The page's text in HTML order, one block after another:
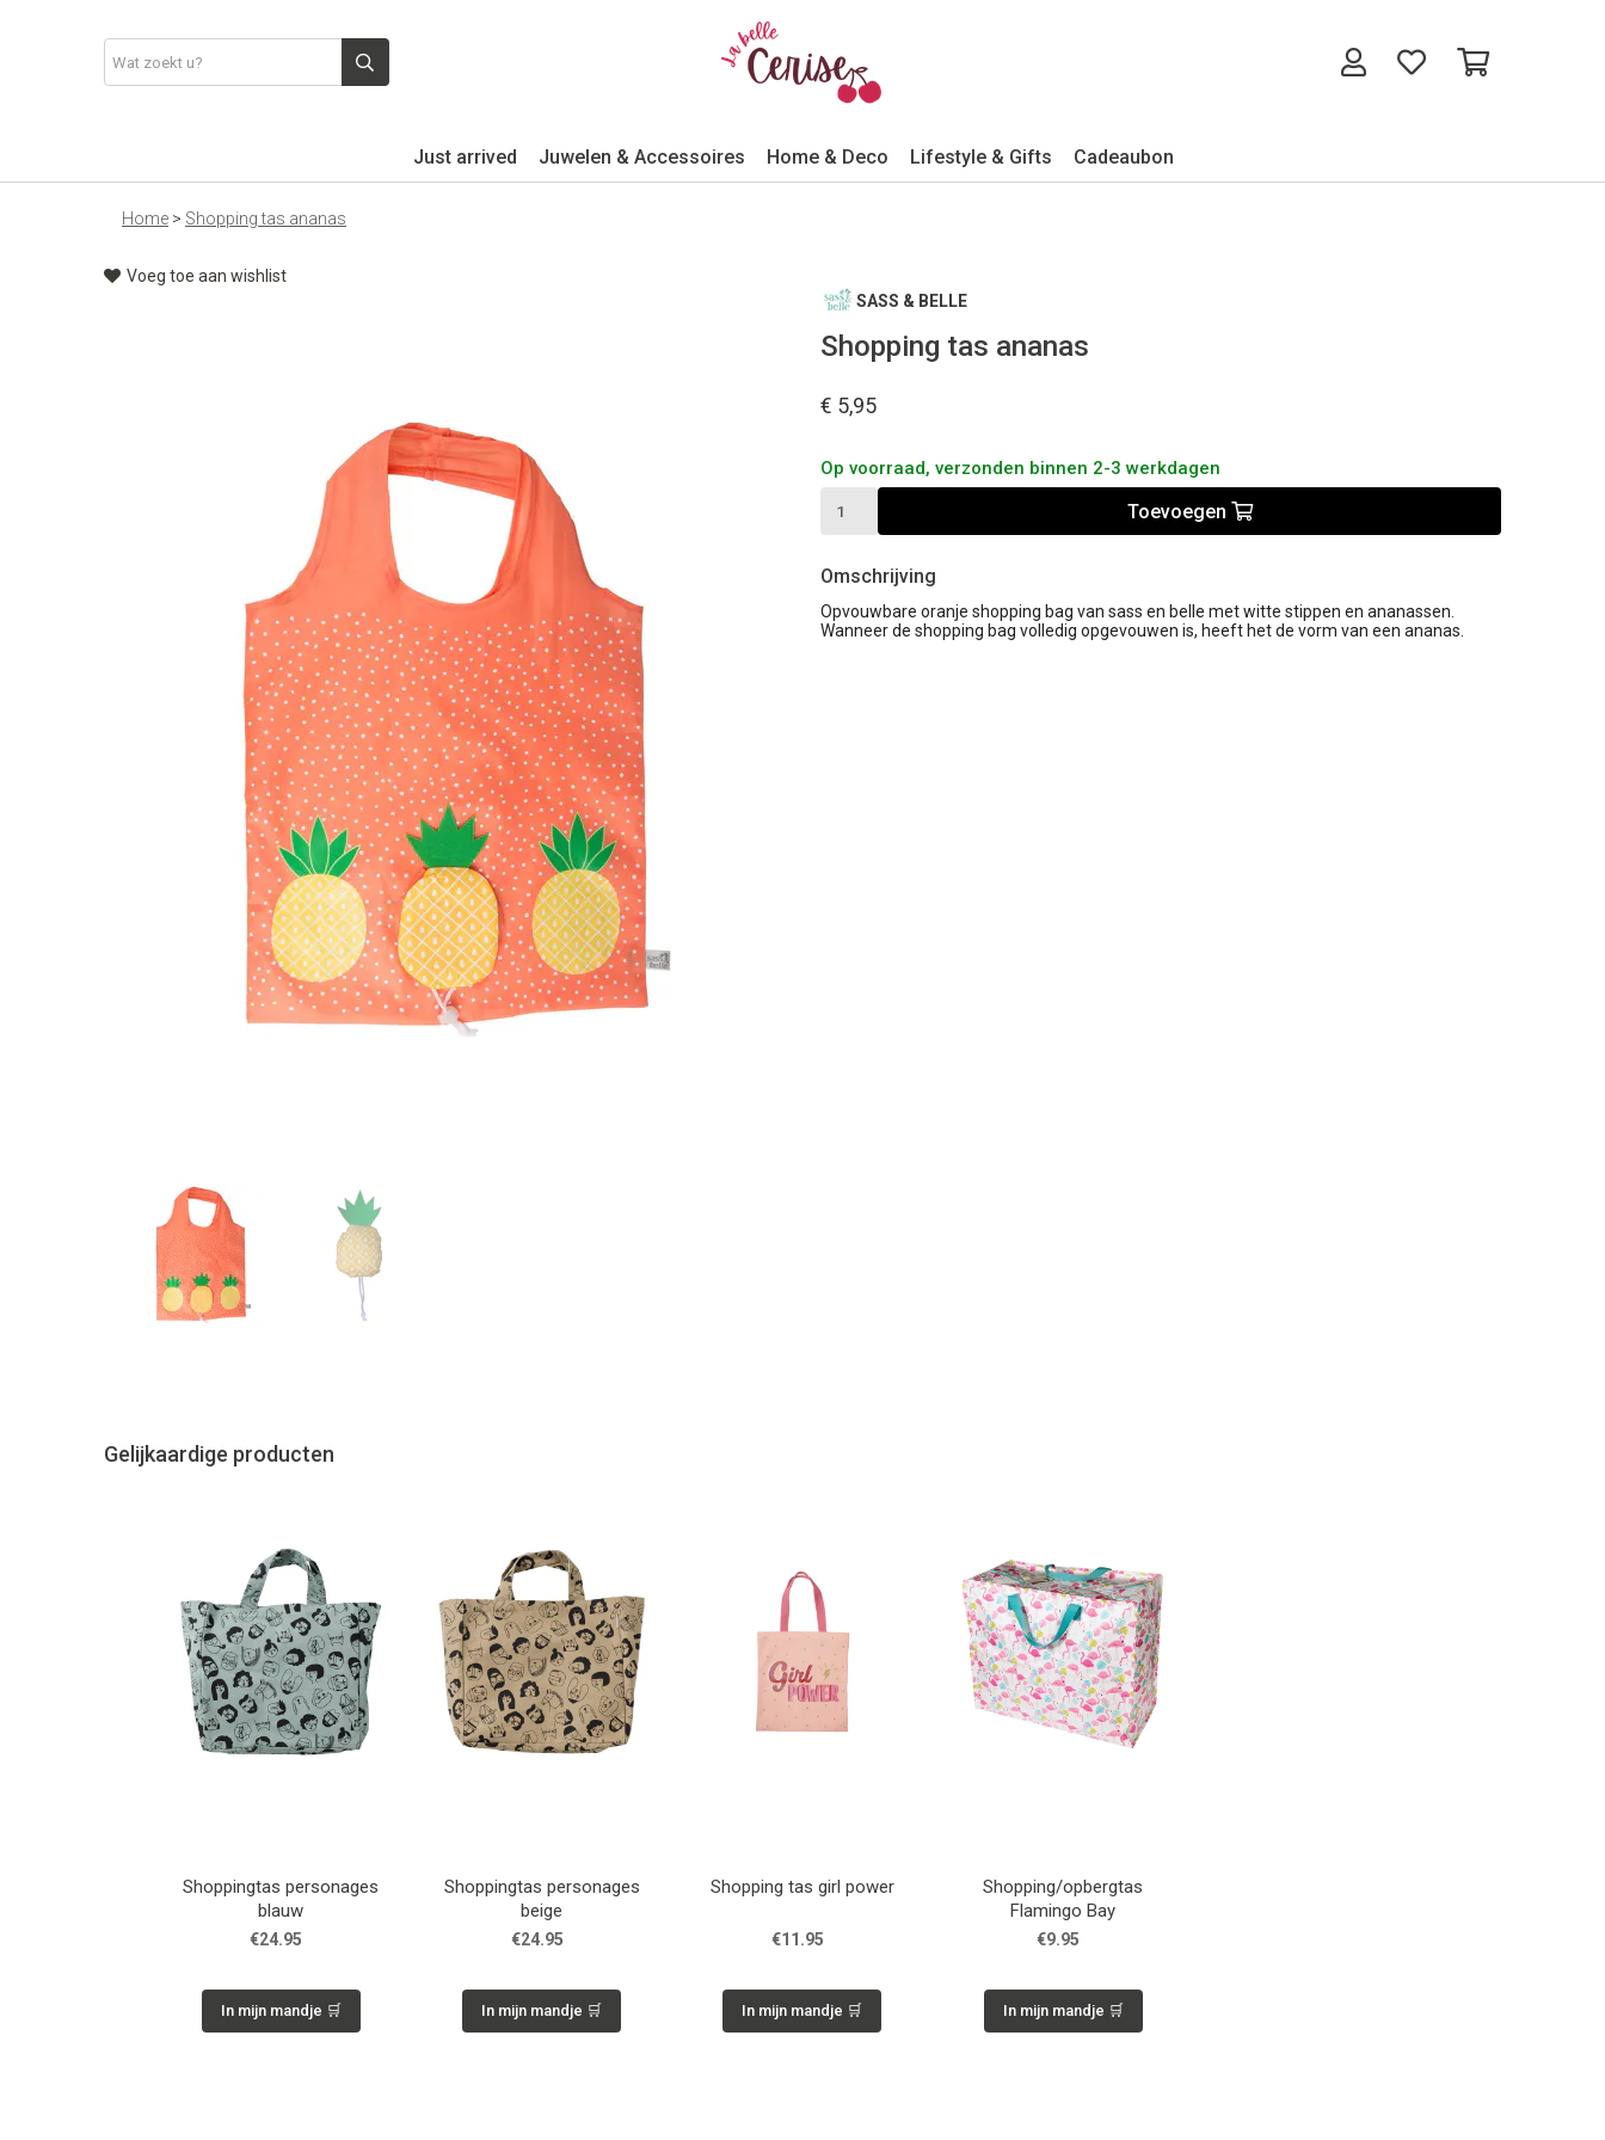
Just arrived Juwelen & Accessoires Home & Deco Lifestyle & Gifts Cadeaubon
Home > Shopping tas ananas
Voeg toe aan wishlist
SASS & BELLE
Shopping tas ananas
€ 5,95
Op voorraad, verzonden binnen 2-3 werkdagen
Toevoegen
Omschrijving
Opvouwbare oranje shopping bag van sass en belle met witte stippen en ananassen.
Wanneer de shopping bag volledig opgevouwen is, heeft het de vorm van een ananas.
Gelijkaardige producten
Shoppingtas personages
blauw
€24.95
In mijn mandje 🛒
Shoppingtas personages
beige
€24.95
In mijn mandje 🛒
Shopping tas girl power
€11.95
In mijn mandje 🛒
Shopping/opbergtas
Flamingo Bay
€9.95
In mijn mandje 🛒